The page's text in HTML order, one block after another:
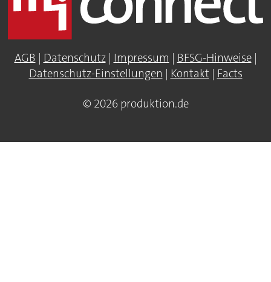
AGB | Datenschutz| Impressum | BFSG-Hinweise|
Datenschutz-Einstellungen | Kontakt| Facts
© 2026 produktion.de